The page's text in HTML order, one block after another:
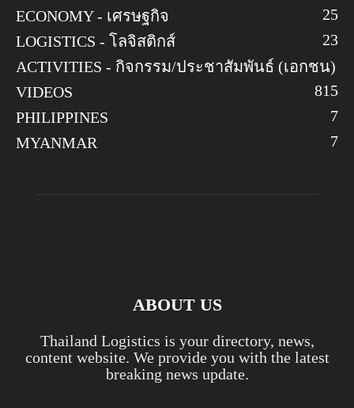
ECONOMY - เศรษฐกิจ
25
LOGISTICS - โลจิสติกส์
23
ACTIVITIES - กิจกรรม/ประชาสัมพันธ์ (เอกชน)
15
VIDEOS
8
PHILIPPINES
7
MYANMAR
7
ABOUT US
Thailand Logistics is your directory, news,
content website. We provide you with the latest
breaking news update.